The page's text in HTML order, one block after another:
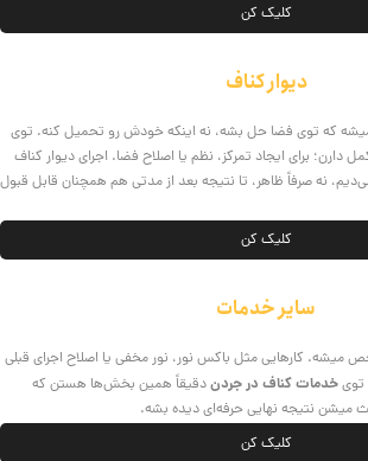
کلیک کن
دیوار کناف
که توی فضا حل بشه، نه اینکه خودش رو تحمیل کنه. توی
دارن؛ برای ایجاد تمرکز، نظم یا اصلاح فضا. اجرای دیوار کناف
نه صرفاً ظاهر، تا نتیجه بعد از مدتی هم همچنان قابل قبول
کلیک کن
سایر خدمات
میشه. کارهایی مثل باکس نور، نور مخفی یا اصلاح اجرای قبلی
تویخدمات کناف در جردندقیقاً همین بخش‌ها هستن که
میشن نتیجه نهایی حرفه‌ای دیده بشه.
کلیک کن